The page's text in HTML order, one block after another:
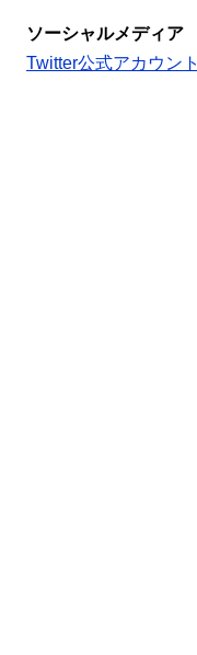
ソーシャルメディア
Twitter公式アカウント